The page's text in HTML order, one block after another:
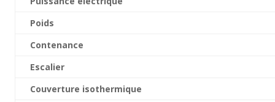
Poids
Contenance
Escalier
Couverture isothermique